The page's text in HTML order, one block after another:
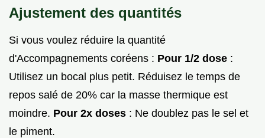
Ajustement des quantités
Si vous voulez réduire la quantité
d'Accompagnements coréens : Pour 1/2 dose :
Utilisez un bocal plus petit. Réduisez le temps de
repos salé de 20% car la masse thermique est
moindre. Pour 2x doses : Ne doublez pas le sel et
le piment.